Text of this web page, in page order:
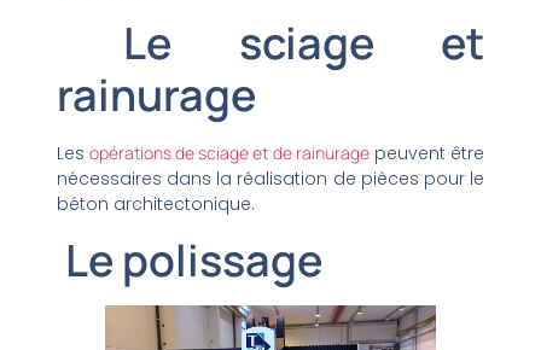
Le sciage et
rainurage
Les opérations de sciage et de rainuragepeuvent être
nécessaires dans la réalisation de pièces pour le
béton architectonique.
Le polissage